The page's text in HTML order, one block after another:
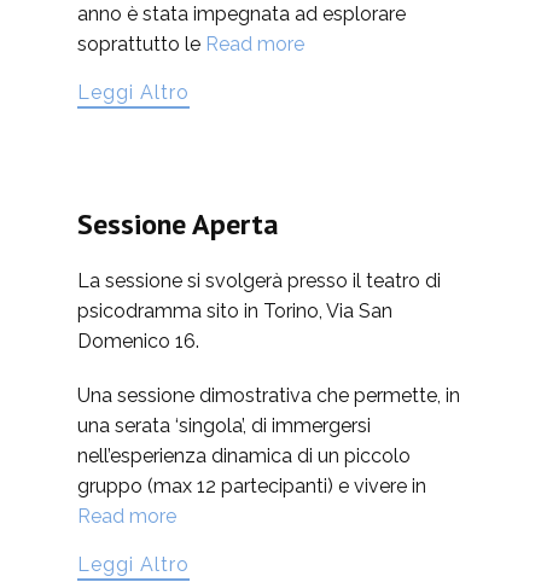
anno è stata impegnata ad esplorare
soprattutto le Read more
Leggi Altro
Sessione Aperta
La sessione si svolgerà presso il teatro di
psicodramma sito in Torino, Via San
Domenico 16.
Una sessione dimostrativa che permette, in
una serata ‘singola’, di immergersi
nell’esperienza dinamica di un piccolo
gruppo (max 12 partecipanti) e vivere in
Read more
Leggi Altro